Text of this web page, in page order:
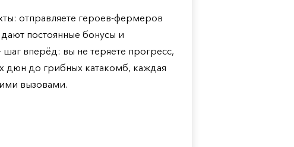
отправляете героев-фермеров
постоянные бонусы и
вперёд: вы не теряете прогресс,
дюн до грибных катакомб, каждая
вызовами.